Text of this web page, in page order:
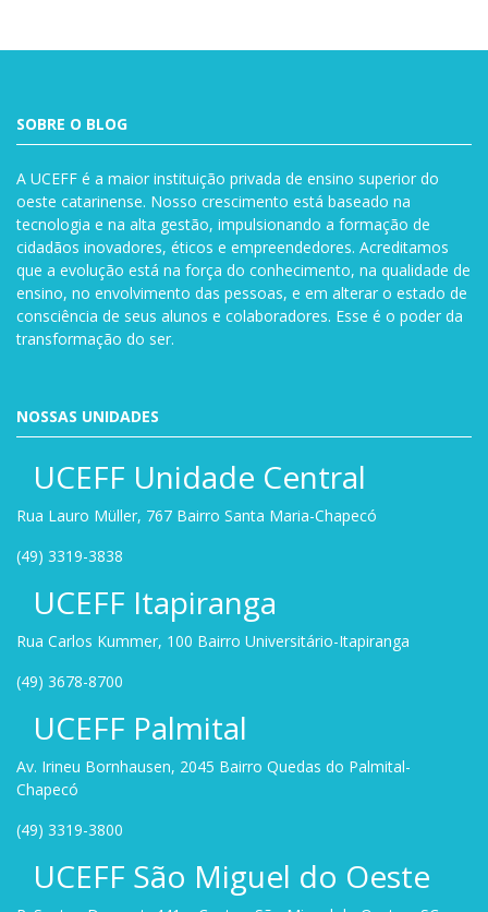
SOBRE O BLOG
A UCEFF é a maior instituição privada de ensino superior do
oeste catarinense. Nosso crescimento está baseado na
tecnologia e na alta gestão, impulsionando a formação de
cidadãos inovadores, éticos e empreendedores. Acreditamos
que a evolução está na força do conhecimento, na qualidade de
ensino, no envolvimento das pessoas, e em alterar o estado de
consciência de seus alunos e colaboradores. Esse é o poder da
transformação do ser.
NOSSAS UNIDADES
UCEFF Unidade Central
Rua Lauro Müller, 767 Bairro Santa Maria-Chapecó
(49) 3319-3838
UCEFF Itapiranga
Rua Carlos Kummer, 100 Bairro Universitário-Itapiranga
(49) 3678-8700
UCEFF Palmital
Av. Irineu Bornhausen, 2045 Bairro Quedas do Palmital-
Chapecó
(49) 3319-3800
UCEFF São Miguel do Oeste